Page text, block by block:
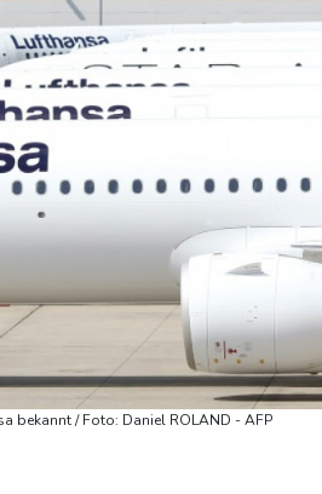
bekannt / Foto: Daniel ROLAND - AFP